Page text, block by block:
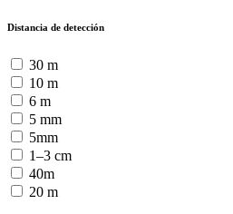
Distancia de detección
30 m
10 m
6 m
5 mm
5mm
1–3 cm
40m
20 m